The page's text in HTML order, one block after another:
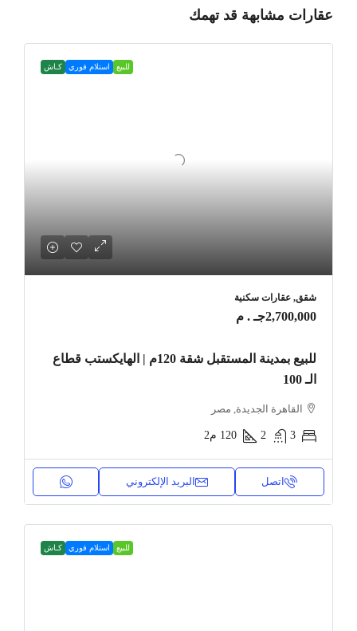
عقارات مشابهة قد تهمك
للبيع استلام فوري كـاش
شقق, عقارات سكنية
2,700,000جـ . م
للبيع بمدينة المستقبل شقة 120م | الهايكستب قطاع
الـ 100
القاهرة الجديدة, مصر
3
2
120 م2
اتصل البريد الإلكتروني
للبيع استلام فوري كـاش